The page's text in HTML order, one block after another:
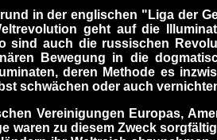
in der englischen "Liga der
geht auf die
sind auch die russischen
Bewegung in die
deren Methode es
schwächen oder auch
Vereinigungen Europas,
zu diesem Zweck